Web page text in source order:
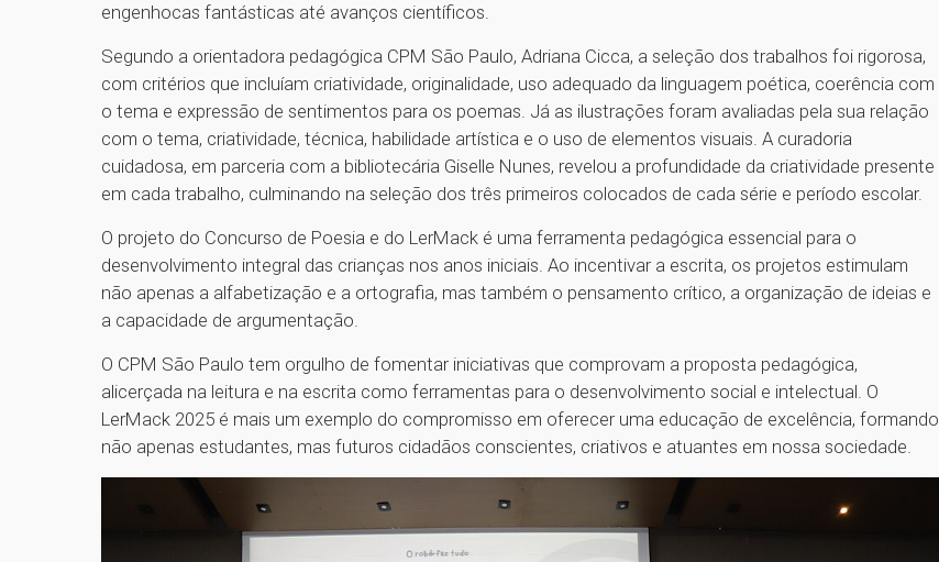
engenhocas fantásticas até avanços científicos.
Segundo a orientadora pedagógica CPM São Paulo, Adriana Cicca, a seleção dos trabalhos foi rigorosa,
com critérios que incluíam criatividade, originalidade, uso adequado da linguagem poética, coerência com
o tema e expressão de sentimentos para os poemas. Já as ilustrações foram avaliadas pela sua relação
com o tema, criatividade, técnica, habilidade artística e o uso de elementos visuais. A curadoria
cuidadosa, em parceria com a bibliotecária Giselle Nunes, revelou a profundidade da criatividade presente
em cada trabalho, culminando na seleção dos três primeiros colocados de cada série e período escolar.
O projeto do Concurso de Poesia e do LerMack é uma ferramenta pedagógica essencial para o
desenvolvimento integral das crianças nos anos iniciais. Ao incentivar a escrita, os projetos estimulam
não apenas a alfabetização e a ortografia, mas também o pensamento crítico, a organização de ideias e
a capacidade de argumentação.
O CPM São Paulo tem orgulho de fomentar iniciativas que comprovam a proposta pedagógica,
alicerçada na leitura e na escrita como ferramentas para o desenvolvimento social e intelectual. O
LerMack 2025 é mais um exemplo do compromisso em oferecer uma educação de excelência, formando
não apenas estudantes, mas futuros cidadãos conscientes, criativos e atuantes em nossa sociedade.